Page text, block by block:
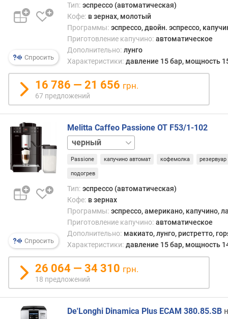
10
бар
с
кофе.
(см.
—
и
а
ы
х
о
р
о
г
и
м
о
д
о
р
г
д
е
ш
е
в
ы
м
Спросить
Тип: эспрессо (автоматическая)
Кофе: в зернах, молотый
Программы: эспрессо, двойн. эспрессо,
Приготовление капучино: автоматическое
Дополнительно: лунго
Характеристики: давление 15 бар, мощность
16 786 — 21 656 грн.
67 предложений
Спросить
Melitta Caffeo Passione OT F53/1-102
серебристый
Passione капучино автомат кофемолка
подогрев
Тип: эспрессо (автоматическая)
Кофе: в зернах
Программы: эспрессо, американо, капучино,
Приготовление капучино: автоматическое
Дополнительно: макиато, лунго, ристретто,
Характеристики: давление 15 бар, мощность
26 064 — 34 310 грн.
18 предложений
De'Longhi Dinamica Plus ECAM 380.85.SB